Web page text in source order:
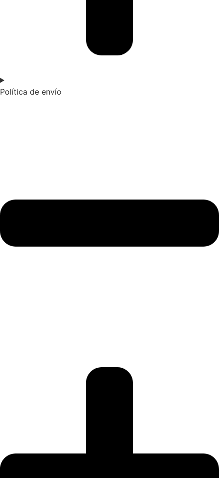
Política de envío